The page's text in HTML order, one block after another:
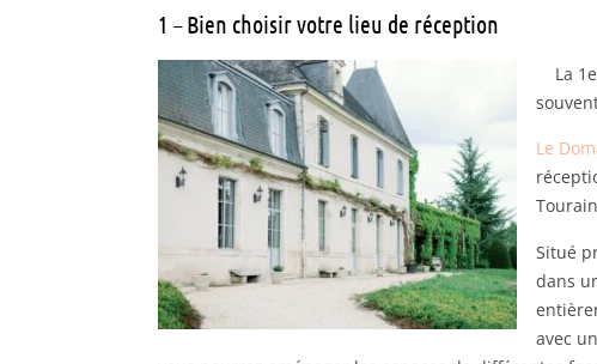
1 – Bien choisir votre lieu de réception
La
Le
Situé
dans
avec